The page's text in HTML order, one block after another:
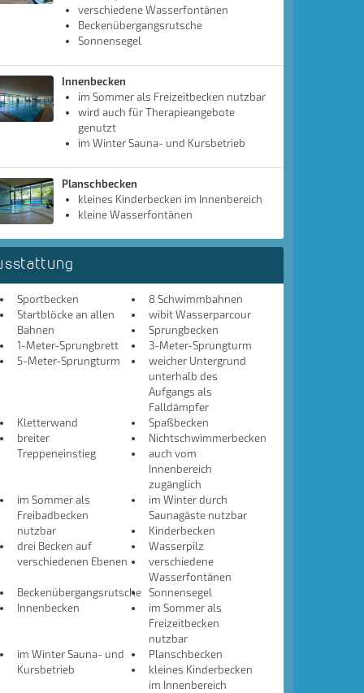
verschiedene Wasserfontänen
Beckenübergangsrutsche
Sonnensegel
Innenbecken
im Sommer als Freizeitbecken nutzbar
wird auch für Therapieangebote
genutzt
im Winter Sauna- und Kursbetrieb
Planschbecken
kleines Kinderbecken im Innenbereich
kleine Wasserfontänen
Sportbecken
8 Schwimmbahnen
Startblöcke an allen
Bahnen
wibit Wasserparcour
Sprungbecken
1-Meter-Sprungbrett
3-Meter-Sprungturm
5-Meter-Sprungturm
weicher Untergrund
unterhalb des
Aufgangs als
Falldämpfer
Kletterwand
Spaßbecken
breiter
Treppeneinstieg
Nichtschwimmerbecken
auch vom
Innenbereich
zugänglich
im Sommer als
Freibadbecken
nutzbar
im Winter durch
Saunagäste nutzbar
Kinderbecken
drei Becken auf
verschiedenen Ebenen
Wasserpilz
verschiedene
Wasserfontänen
Beckenübergangsrutsche Sonnensegel
Innenbecken
im Sommer als
Freizeitbecken
nutzbar
im Winter Sauna- und
Kursbetrieb
Planschbecken
kleines Kinderbecken
im Innenbereich